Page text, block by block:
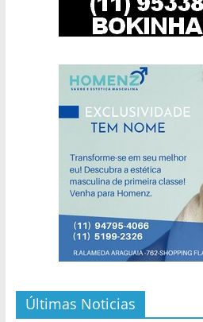
Últimas Noticias